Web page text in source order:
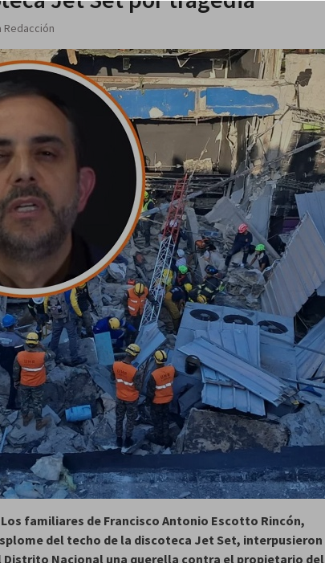
Redacción
Los familiares de Francisco Antonio Escotto Rincón,
del techo de la discoteca Jet Set, interpusieron
Distrito Nacional una querella contra el propietario del